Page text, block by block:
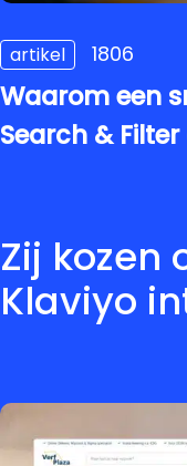
artikel 1806
Waarom een
Search &
Zij kozen
Klaviyo